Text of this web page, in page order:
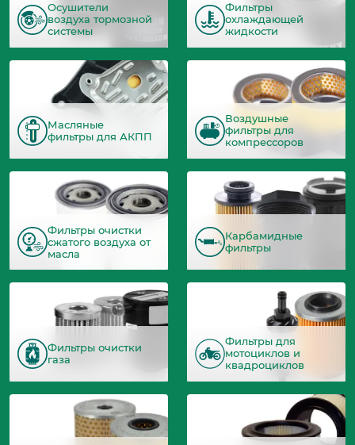
Осушители
воздуха тормозной
системы
Фильтры
охлаждающей
жидкости
Масляные
фильтры для АКПП
Воздушные
фильтры для
компрессоров
Фильтры очистки
сжатого воздуха от
масла
Карбамидные
фильтры
Фильтры очистки
газа
Фильтры для
мотоциклов и
квадроциклов